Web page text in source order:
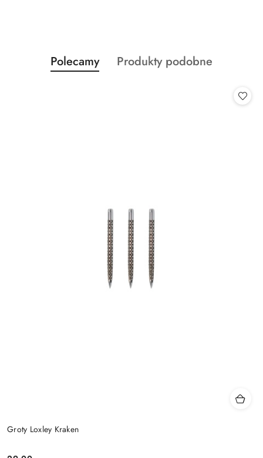
Pomiń karuzelę produktów
Produkty
o
Polecamy
Produkty
Produkty podobne
Groty Loxley Kraken